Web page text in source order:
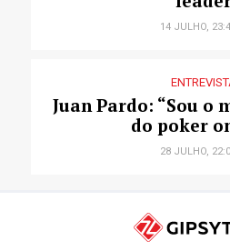
14 JULHO,
Juan Pardo: “Sou o
do poker
28 JULHO,